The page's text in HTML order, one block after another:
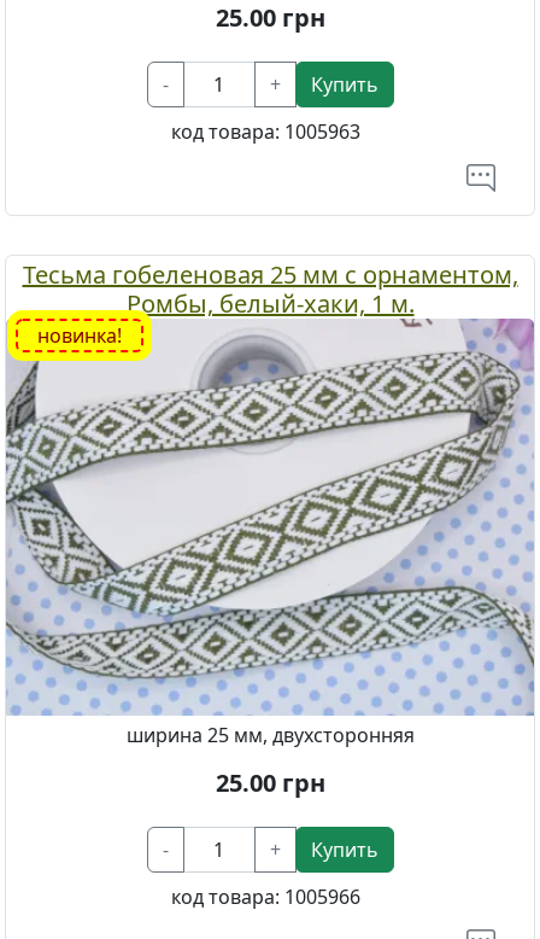
25.00грн
- +
Купить
код товара: 1005963
Тесьма гобеленовая 25 мм с орнаментом,
Ромбы, белый-хаки, 1 м.
новинка!
ширина 25 мм, двухсторонняя
25.00грн
- +
Купить
код товара: 1005966